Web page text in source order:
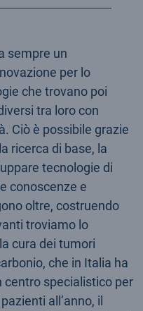
sempre un
per lo
che trovano poi
tra loro con
Ciò è possibile grazie
ricerca di base, la
tecnologie di
conoscenze e
oltre, costruendo
troviamo lo
cura dei tumori
che in Italia ha
specialistico per
all’anno, il